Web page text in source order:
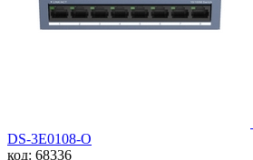
DS-3E0108-O
код: 68336